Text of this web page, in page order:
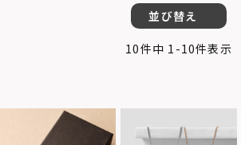
並び替え
10件中 1 -10件表示